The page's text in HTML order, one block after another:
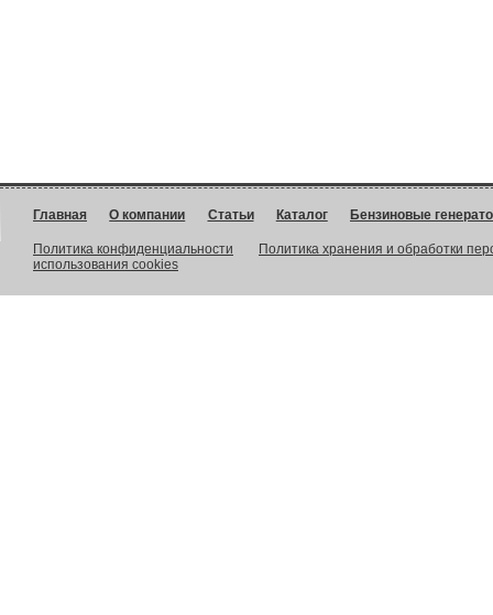
Главная О компании Статьи Каталог Бензиновые
Политика конфиденциальности
Политика хранения и обработки
использования cookies